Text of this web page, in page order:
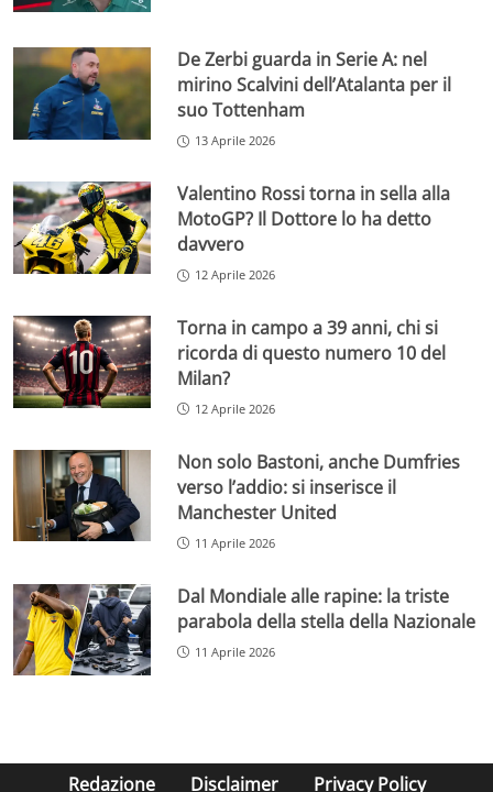
De Zerbi guarda in Serie A: nel
mirino Scalvini dell’Atalanta per il
suo Tottenham
13 Aprile 2026
Valentino Rossi torna in sella alla
MotoGP? Il Dottore lo ha detto
davvero
12 Aprile 2026
Torna in campo a 39 anni, chi si
ricorda di questo numero 10 del
Milan?
12 Aprile 2026
Non solo Bastoni, anche Dumfries
verso l’addio: si inserisce il
Manchester United
11 Aprile 2026
Dal Mondiale alle rapine: la triste
parabola della stella della Nazionale
11 Aprile 2026
Redazione Disclaimer Privacy Policy